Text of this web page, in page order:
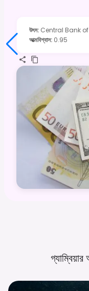
উৎস: Central Bank
আত্মবিশ্বাস: 0.95